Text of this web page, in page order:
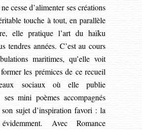
cesse d’alimenter ses créations
touche à tout, en parallèle
elle pratique l’art du haïku
tendres années. C’est au cours
maritimes, qu’elle voit
les prémices de ce recueil
sociaux où elle publie
ses mini poèmes accompagnés
sujet d’inspiration favori : la
Avec Romance